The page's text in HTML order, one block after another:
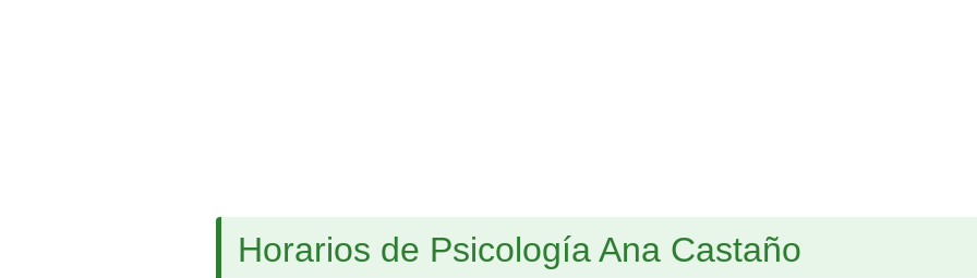
Horarios de Psicología Ana Castaño